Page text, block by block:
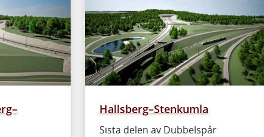
Hallsberg–Stenkumla
Sista delen av Dubbelspår